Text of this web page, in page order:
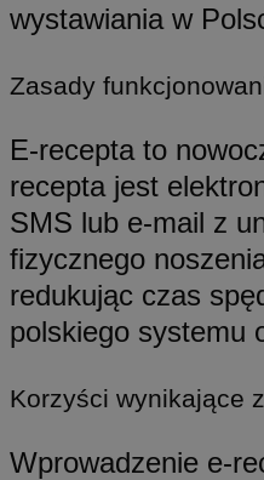
wystawiania w
Zasady
E-recepta to
recepta jest
SMS lub e-mail z
fizycznego
redukując czas
polskiego systemu
Korzyści wynikające
Wprowadzenie e-